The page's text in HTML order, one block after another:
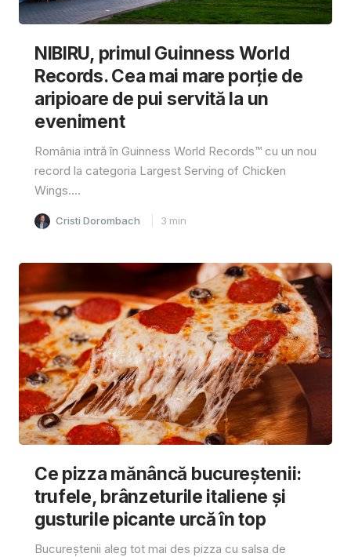
NIBIRU, primul Guinness World
Records. Cea mai mare porție de
aripioare de pui servită la un
eveniment
România intră în Guinness World Records™️ cu un nou
record la categoria Largest Serving of Chicken
Wings....
Cristi Dorombach 3 min
Ce pizza mănâncă bucureștenii:
trufele, brânzeturile italiene și
gusturile picante urcă în top
Bucureștenii aleg tot mai des pizza cu salsa de